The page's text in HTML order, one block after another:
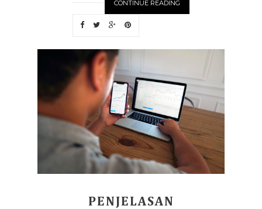
CONTINUE READING
PENJELASAN